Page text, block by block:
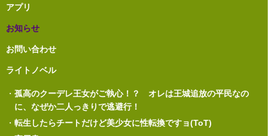
アプリ
お知らせ
お問い合わせ
ライトノベル
・ 孤高のクーデレ王女がご執心！？ オレは王城追放の平民なの
に、なぜか二人っきりで逃避行！
・ 転生したらチートだけど美少女に性転換ですョ(ToT)